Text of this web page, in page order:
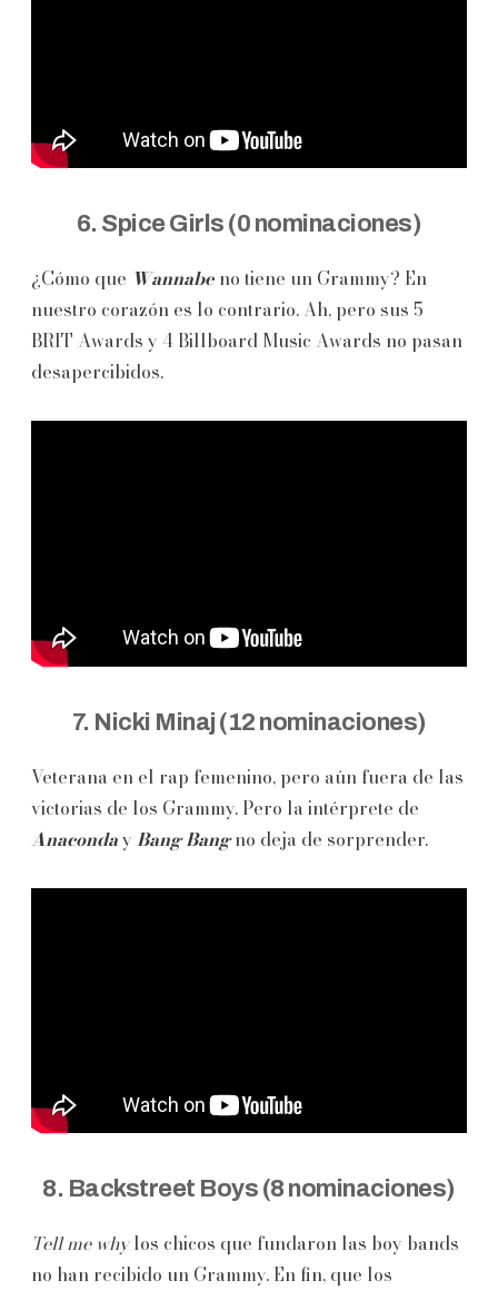
6. Spice Girls (0 nominaciones)
¿Cómo que Wannabe no tiene un Grammy? En
nuestro corazón es lo contrario. Ah, pero sus 5
BRIT Awards y 4 Billboard Music Awards no pasan
desapercibidos.
7. Nicki Minaj (12 nominaciones)
Veterana en el rap femenino, pero aún fuera de las
victorias de los Grammy. Pero la intérprete de
Anaconday Bang Bangno deja de sorprender.
8. Backstreet Boys (8 nominaciones)
Tell me whylos chicos que fundaron las boy bands
no han recibido un Grammy. En fin, que los